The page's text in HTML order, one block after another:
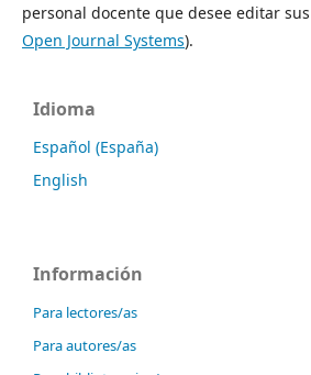
personal docente que desee editar
Open Journal Systems).
Idioma
Español (España)
English
Información
Para lectores/as
Para autores/as